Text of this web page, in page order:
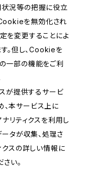
状況等の把握に役立
Cookieを無効化され
を変更することによ
。但し、Cookieを
一部の機能をご利
スが提供するサービ
、本サービス上に
ティクスを利用し
タが収集、処理さ
スの詳しい情報に
い。